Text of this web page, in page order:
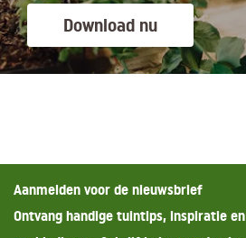
Download nu
Aanmelden voor de nieuwsbrief
Ontvang handige tuintips, inspiratie